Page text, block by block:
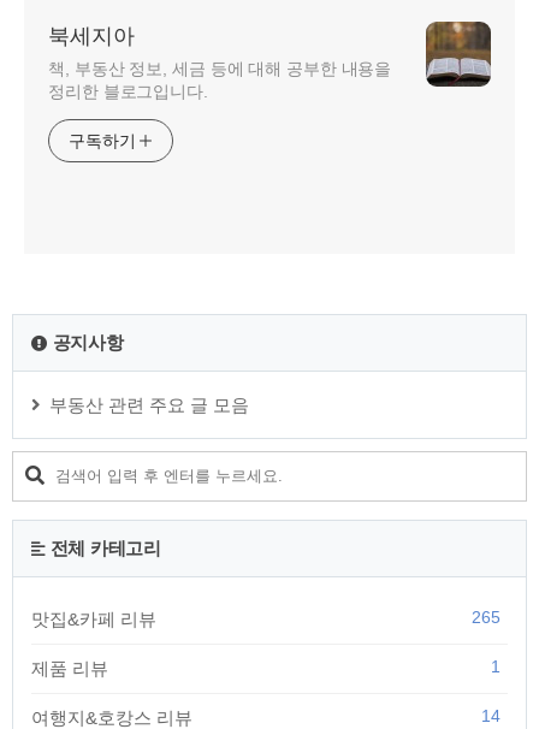
북세지아
책, 부동산 정보, 세금 등에 대해 공부한 내용을
정리한 블로그입니다.
구독하기
공지사항
부동산 관련 주요 글 모음
전체 카테고리
맛집&카페 리뷰 265
제품 리뷰 1
여행지&호캉스 리뷰 14